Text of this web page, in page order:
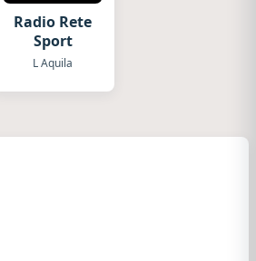
Radio Rete
Sport
L Aquila